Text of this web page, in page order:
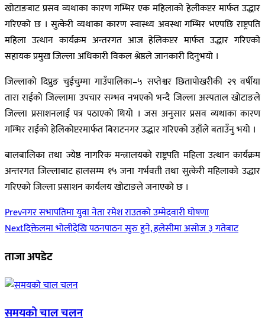
खोटाङबाट प्रसव व्यथाका कारण गम्भिर एक महिलाको हेलीकप्टर मार्फत उद्धार
गरिएको छ । सुत्केरी व्यथाका कारण स्वास्थ्य अवस्था गम्भिर भएपछि राष्ट्रपति
महिला उत्थान कार्यक्रम अन्तरगत आज हेलिकप्टर मार्फत उद्धार गरिएको
सहायक प्रमुख जिल्ला अधिकारी विकल श्रेष्ठले जानकारी दिनुभयो ।
जिल्लाको दिप्रुङ चुईचुम्मा गाउँपालिका–५ सप्तेश्वर छितापोखरीकी २९ वर्षीया
तारा राईको जिल्लामा उपचार सम्भव नभएको भन्दै जिल्ला अस्पताल खोटाङले
जिल्ला प्रसाशनलाई पत्र पठाएको थियो । जस अनुसार प्रसव व्यथाका कारण
गम्भिर राईको हेलिकोप्टरमार्फत बिराटनगर उद्धार गरिएको उहाँले बताउँनु भयो ।
बालबालिका तथा ज्येष्ठ नागरिक मन्त्रालयको राष्ट्रपति महिला उत्थान कार्यक्रम
अन्तरगत जिल्लाबाट हालसम्म १५ जना गर्भवती तथा सुत्केरी महिलाको उद्धार
गरिएको जिल्ला प्रसाशन कार्यलय खोटाङले जनाएको छ ।
Prevनगर सभापतिमा युवा नेता रमेश राउतको उम्मेदवारी घोषणा
Nextदिक्तेलमा भोलीदेखि पठनपाठन सुरु हुने, हलेसीमा असोज ३ गतेबाट
ताजा अपडेट
समयको चाल चलन